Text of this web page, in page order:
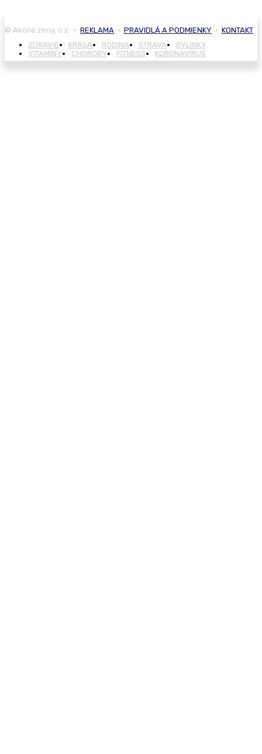
© Akčné ženy, o.z. • REKLAMA • PRAVIDLÁ A PODMIENKY • KONTAKT
ZDRAVIE
KRÁSA RODINA STRAVA
BYLINKY
VITAMÍNY
CHOROBY FITNESS KORONAVÍRUS